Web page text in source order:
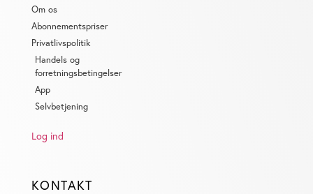
data med andre oplysninger, du har givet dem, eller som
de har indsamlet fra din brug af deres tjenester. Du
samtykker til vores cookies, hvis du fortsætter med at
anvende vores hjemmeside.
Om os
Abonnementspriser
Privatlivspolitik
Handels og
forretningsbetingelser
App
Selvbetjening
Log ind
KONTAKT